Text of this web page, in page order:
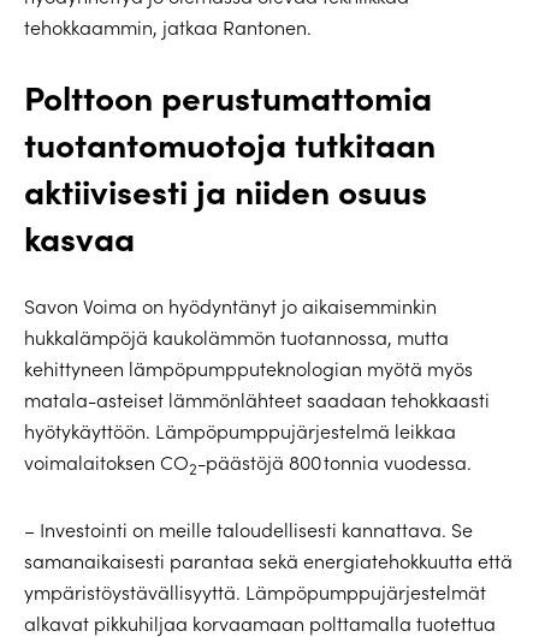
tehokkaammin, jatkaa Rantonen.
Polttoon perustumattomia
tuotantomuotoja tutkitaan
aktiivisesti ja niiden osuus
kasvaa
Savon Voima on hyödyntänyt jo aikaisemminkin
hukkalämpöjä kaukolämmön tuotannossa, mutta
kehittyneen lämpöpumpputeknologian myötä myös
matala-asteiset lämmönlähteet saadaan tehokkaasti
hyötykäyttöön. Lämpöpumppujärjestelmä leikkaa
voimalaitoksen CO2-päästöjä 800 tonnia vuodessa.
– Investointi on meille taloudellisesti kannattava. Se
samanaikaisesti parantaa sekä energiatehokkuutta että
ympäristöystävällisyyttä. Lämpöpumppujärjestelmät
alkavat pikkuhiljaa korvaamaan polttamalla tuotettua